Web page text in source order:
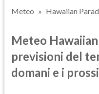
Meteo Hawaiian
Meteo
previsioni del
domani e i